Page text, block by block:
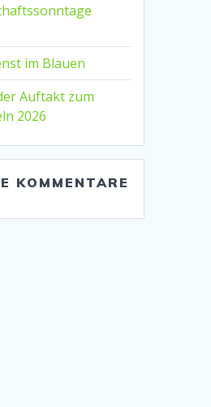
im Blauen
Auftakt zum
2026
KOMMENTARE